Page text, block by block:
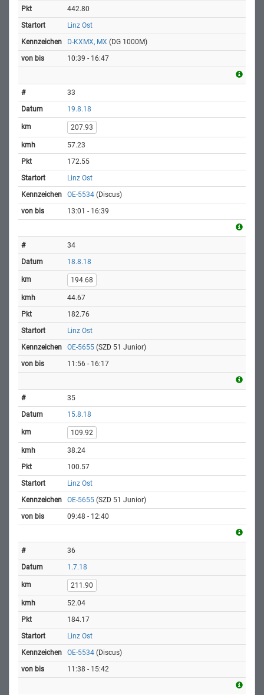
442.80
Linz Ost
D-KXMX, MX (DG 1000M)
10:39 - 16:47
33
19.8.18
207.93
57.23
172.55
Linz Ost
OE-5534 (Discus)
13:01 - 16:39
34
18.8.18
194.68
44.67
182.76
Linz Ost
OE-5655 (SZD 51 Junior)
11:56 - 16:17
35
15.8.18
109.92
38.24
100.57
Linz Ost
OE-5655 (SZD 51 Junior)
09:48 - 12:40
36
1.7.18
211.90
52.04
184.17
Linz Ost
OE-5534 (Discus)
11:38 - 15:42